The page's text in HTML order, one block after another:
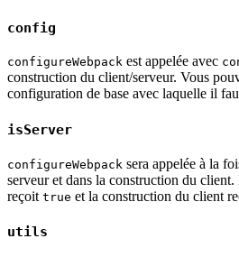
config
configureWebpack est appelée avec
construction du client/serveur. Vous
configuration de base avec laquelle il
isServer
configureWebpack sera appelée à la
serveur et dans la construction du
reçoit true et la construction du client
utils